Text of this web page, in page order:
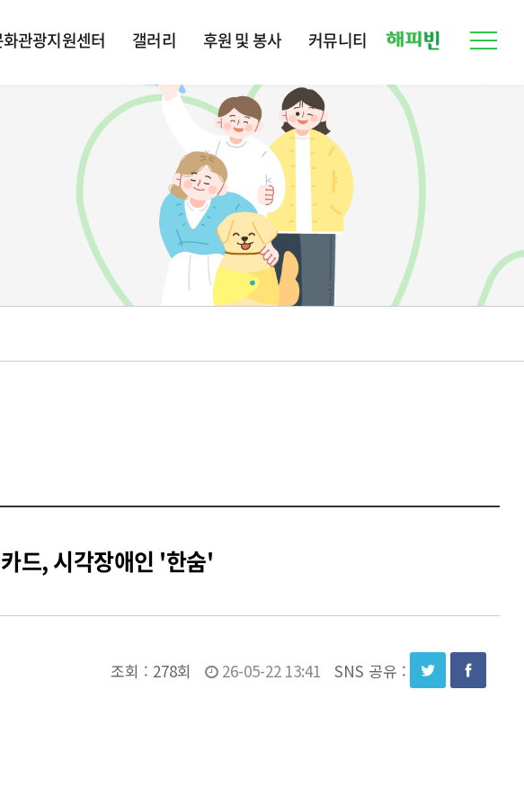
화관광지원센터 갤러리 후원 및 봉사 커뮤니티
드, 시각장애인 '한숨'
조회 : 278회 26-05-22 13:41 SNS 공유 :